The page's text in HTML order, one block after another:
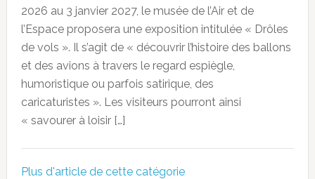
2026 au 3 janvier 2027, le musée de l’Air et de
l’Espace proposera une exposition intitulée « Drôles
de vols ». Il s’agit de « découvrir l’histoire des ballons
et des avions à travers le regard espiègle,
humoristique ou parfois satirique, des
caricaturistes ». Les visiteurs pourront ainsi
« savourer à loisir […]
Plus d'article de cette catégorie